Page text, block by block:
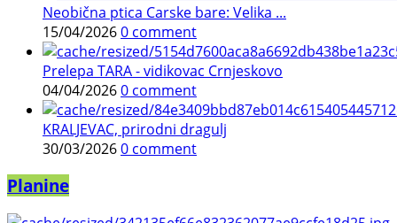
Neobična ptica Carske bare: Velika ...
15/04/20260 comment
Prelepa TARA - vidikovac Crnjeskovo
04/04/20260 comment
KRALJEVAC, prirodni dragulj
30/03/20260 comment
Planine